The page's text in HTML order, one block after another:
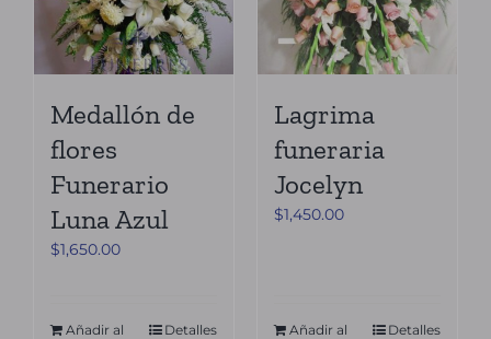
Medallón de
flores
Funerario
Luna Azul
$1,650.00
Añadir al
Detalles
Lagrima
funeraria
Jocelyn
$1,450.00
Añadir al
Detalles